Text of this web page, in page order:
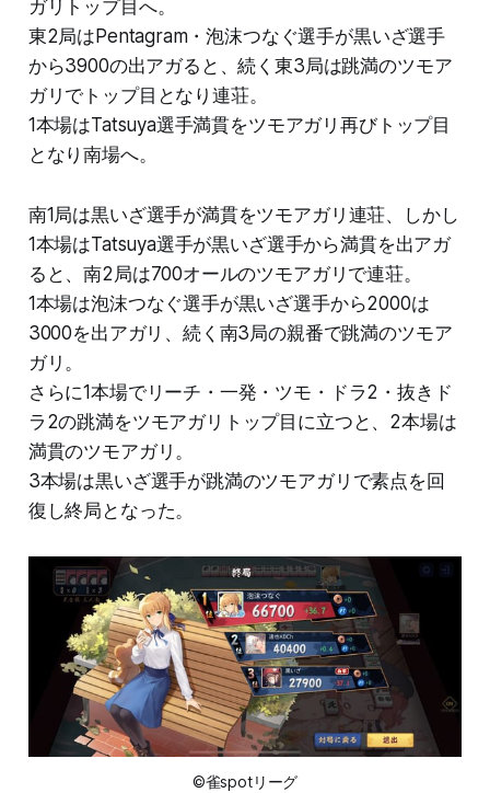
ガリトップ目へ。
東2局はPentagram・泡沫つなぐ選手が黒いざ選手
から3900の出アガると、続く東3局は跳満のツモア
ガリでトップ目となり連荘。
1本場はTatsuya選手満貫をツモアガリ再びトップ目
となり南場へ。
南1局は黒いざ選手が満貫をツモアガリ連荘、しかし
1本場はTatsuya選手が黒いざ選手から満貫を出アガ
ると、南2局は700オールのツモアガリで連荘。
1本場は泡沫つなぐ選手が黒いざ選手から2000は
3000を出アガリ、続く南3局の親番で跳満のツモア
ガリ。
さらに1本場でリーチ・一発・ツモ・ドラ2・抜きド
ラ2の跳満をツモアガリトップ目に立つと、2本場は
満貫のツモアガリ。
3本場は黒いざ選手が跳満のツモアガリで素点を回
復し終局となった。
©雀spotリーグ